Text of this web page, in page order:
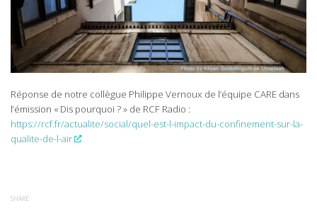
Réponse de notre collègue Philippe Vernoux de l’équipe CARE dans
l’émission « Dis pourquoi ? » de RCF Radio :
https://rcf.fr/actualite/social/quel-est-l-impact-du-confinement-sur-la-
qualite-de-l-air
SHARE